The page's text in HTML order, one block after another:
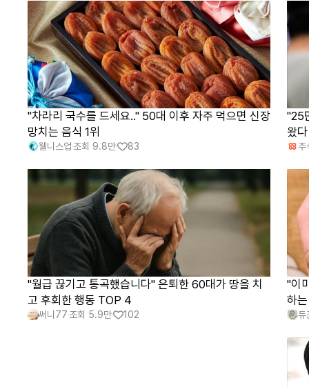
"차라리 국수를 드세요.." 50대 이후 자주 먹으면 신장
망치는 음식 1위
웰니스업 조회 9.8만 83
"25
왔다
주
"월급 끊기고 통곡했습니다" 은퇴한 60대가 땅을 치
고 후회한 행동 TOP 4
써니77 조회 5.9만 102
"이
하
듀